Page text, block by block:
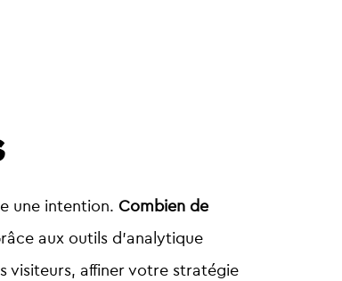
une intention. Combien de
aux outils d’analytique
visiteurs, affiner votre stratégie